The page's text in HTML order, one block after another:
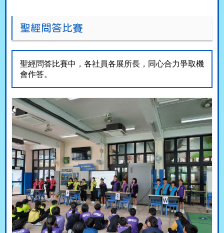
聖經問答比賽
聖經問答比賽中，各社員各展所長，同心合力爭取機
會作答。